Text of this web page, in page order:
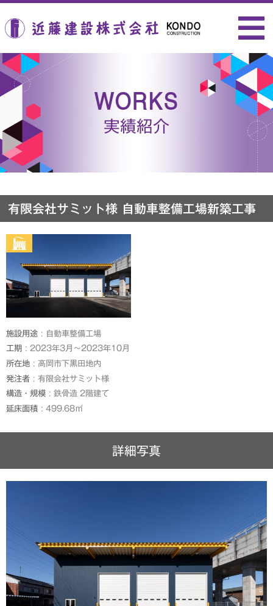
WORKS
実績紹介
有限会社サミット様 自動車整備工場新築工事
施設用途
自動車整備工場
工期
2023年3月～2023年10月
所在地
高岡市下黒田地内
発注者
有限会社サミット様
構造・規模
鉄骨造 2階建て
延床面積
499.68㎡
詳細写真